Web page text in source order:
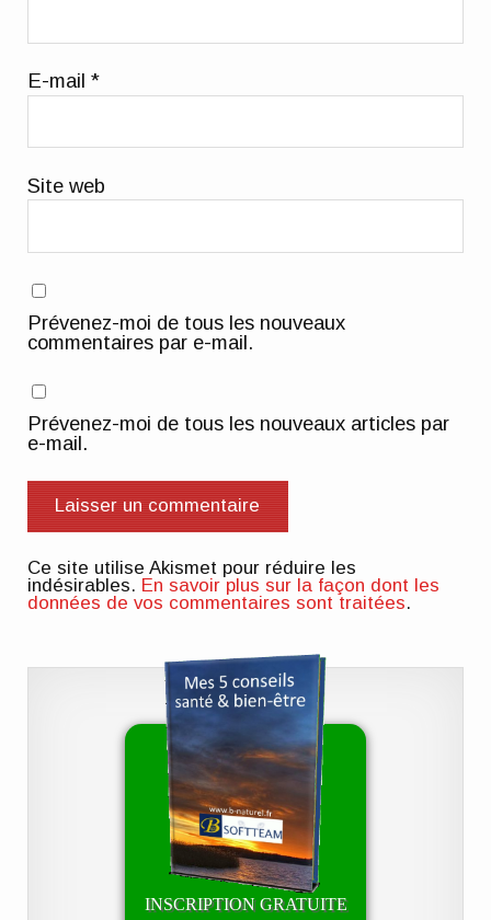
E-mail*
Site web
Prévenez-moi de tous les nouveaux
commentaires par e-mail.
Prévenez-moi de tous les nouveaux articles par
e-mail.
Ce site utilise Akismet pour réduire les
indésirables. En savoir plus sur la façon dont les
données de vos commentaires sont traitées.
INSCRIPTION GRATUITE